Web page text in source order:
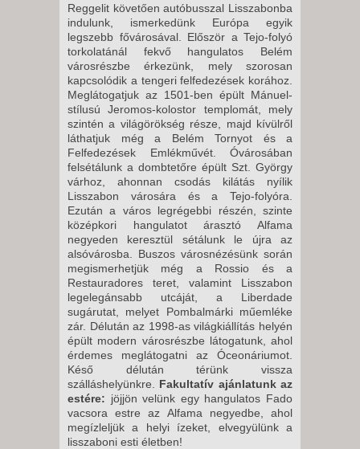
Reggelit követően autóbusszal Lis­szabonba
indulunk, ismerkedünk Európa egyik
legszebb fővárosával. Először a Tejo-folyó
torkolatánál fek­vő hangulatos Belém
városrészbe érkezünk, mely szorosan
kapcsoló­dik a tengeri felfedezések korához.
Meglátogatjuk az 1501-ben épült Má­nuel-
stílusú Jeromos-kolostor temp­lomát, mely
szintén a világörökség része, majd kívülről
láthatjuk még a Belém Tornyot és a
Felfedezések Em­lékművét. Óvárosában
felsétálunk a dombtetőre épült Szt. György
várhoz, ahonnan csodás kilátás nyílik
Lissza­bon városára és a Tejo-folyóra.
Ezután a város legrégebbi részén, szinte
középkori hangulatot árasztó Alfama
negyeden keresztül sétálunk le újra az
alsóvárosba. Buszos városnézé­sünk során
megismerhetjük még a Rossio és a
Restauradores teret, va­lamint Lisszabon
legelegánsabb ut­cáját, a Liberdade
sugárutat, melyet Pombalmárki műemléke
zár. Délután az 1998-as világkiállítás helyén
épült modern városrészbe látogatunk, ahol
érdemes meglátogatni az Óceoná­riumot.
Késő délután térünk vissza
szálláshelyünkre. Fakultatív aján­latunk az
estére: jöjjön velünk egy hangulatos Fado
vacsora estre az Alfama negyedbe, ahol
megízleljük a helyi ízeket, elvegyülünk a
lisszaboni esti életben!